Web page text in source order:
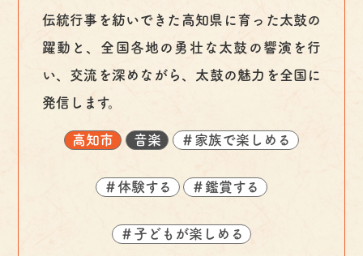
伝統行事を紡いできた高知県に育った太鼓の
躍動と、全国各地の勇壮な太鼓の響演を行
い、交流を深めながら、太鼓の魅力を全国に
発信します。
高知市 音楽 ＃家族で楽しめる
＃体験する ＃鑑賞する
＃子どもが楽しめる